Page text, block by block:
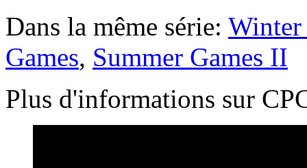
Dans la même série: Winter
Games, Summer Games II
Plus d'informations sur